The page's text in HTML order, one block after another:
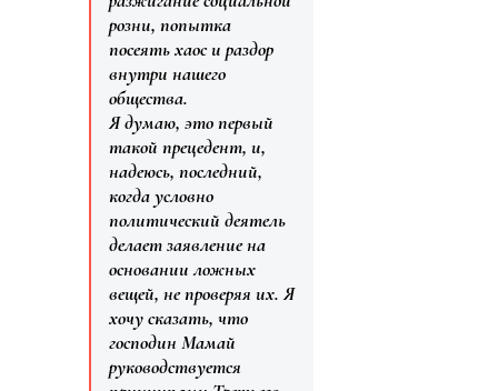
розни, попытка
посеять хаос и раздор
внутри нашего
общества.
Я думаю, это первый
такой прецедент, и,
надеюсь, последний,
когда условно
политический деятель
делает заявление на
основании ложных
вещей, не проверяя их. Я
хочу сказать, что
господин Мамай
руководствуется